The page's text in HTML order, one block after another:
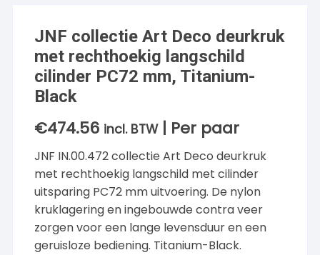
JNF collectie Art Deco deurkruk
met rechthoekig langschild
cilinder PC72 mm, Titanium-
Black
€474.56 incl. BTW | Per paar
JNF IN.00.472 collectie Art Deco deurkruk
met rechthoekig langschild met cilinder
uitsparing PC72 mm uitvoering. De nylon
kruklagering en ingebouwde contra veer
zorgen voor een lange levensduur en een
geruisloze bediening. Titanium-Black.